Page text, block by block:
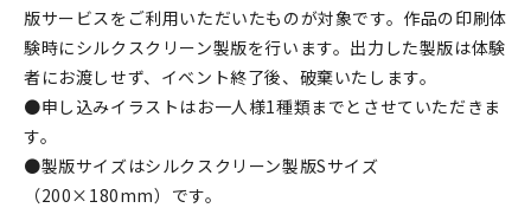
版サービスをご利用いただいたものが対象です。作品の印刷体
験時にシルクスクリーン製版を行います。出力した製版は体験
者にお渡しせず、イベント終了後、破棄いたします。
●申し込みイラストはお一人様1種類までとさせていただきま
す。
●製版サイズはシルクスクリーン製版Sサイズ
（200×180mm）です。